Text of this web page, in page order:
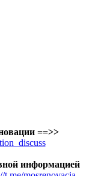
==>>
информацией